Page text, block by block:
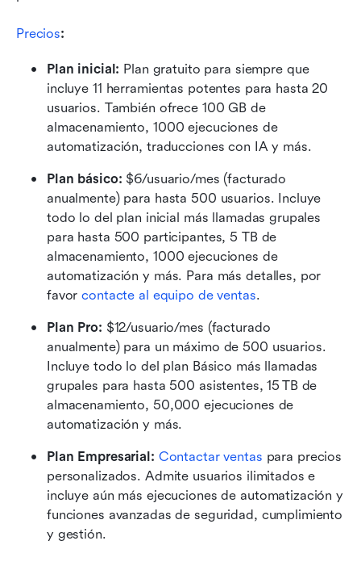
Precios:
Plan inicial: Plan gratuito para siempre que
incluye 11 herramientas potentes para hasta 20
usuarios. También ofrece 100 GB de
almacenamiento, 1000 ejecuciones de
automatización, traducciones con IA y más.
Plan básico: $6/usuario/mes (facturado
anualmente) para hasta 500 usuarios. Incluye
todo lo del plan inicial más llamadas grupales
para hasta 500 participantes, 5 TB de
almacenamiento, 1000 ejecuciones de
automatización y más. Para más detalles, por
favor contacte al equipo de ventas.
Plan Pro: $12/usuario/mes (facturado
anualmente) para un máximo de 500 usuarios.
Incluye todo lo del plan Básico más llamadas
grupales para hasta 500 asistentes, 15 TB de
almacenamiento, 50,000 ejecuciones de
automatización y más.
Plan Empresarial: Contactar ventas para precios
personalizados. Admite usuarios ilimitados e
incluye aún más ejecuciones de automatización y
funciones avanzadas de seguridad, cumplimiento
y gestión.